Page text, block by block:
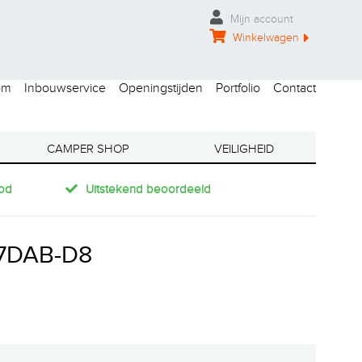
Mijn account
Winkelwagen
Inbouwservice Openingstijden Portfolio Contact
CAMPER SHOP VEILIGHEID
Uitstekend beoordeeld
D8